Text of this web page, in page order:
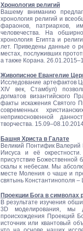
Хронология религий
Вашему вниманию
хронология религий и
фараонов, патриархов,
человечества. На
хронология Египта и
лет. Приведены данные о
местах, послуживших
а также Корана.
Живописное Евангелие
Исследование артефактов
XIV век, Стамбул)
догматов византийского
факты искажения Святого
современных
неприкосновенной
творчества.
Башня Христа в Галате
Великий Понтифик Валерий
Иисуса и её
присутствие Божественной
скалы к небесам. Мы
месте Моления о чаше и
святынь Константинополя –
Проекции Бога в символах
В результате изучения
3D моделирования, мы
происхождения Проекций
источник или квантовый